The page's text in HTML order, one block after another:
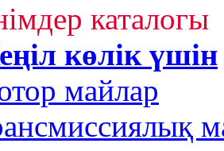
каталогы
көлік үшін
майлар